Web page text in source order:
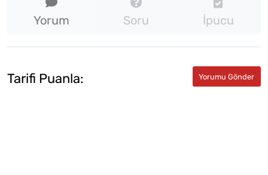
Yorum Soru İpucu
Tarifi Puanla: